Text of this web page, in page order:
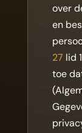
over
en
27 lid
toe